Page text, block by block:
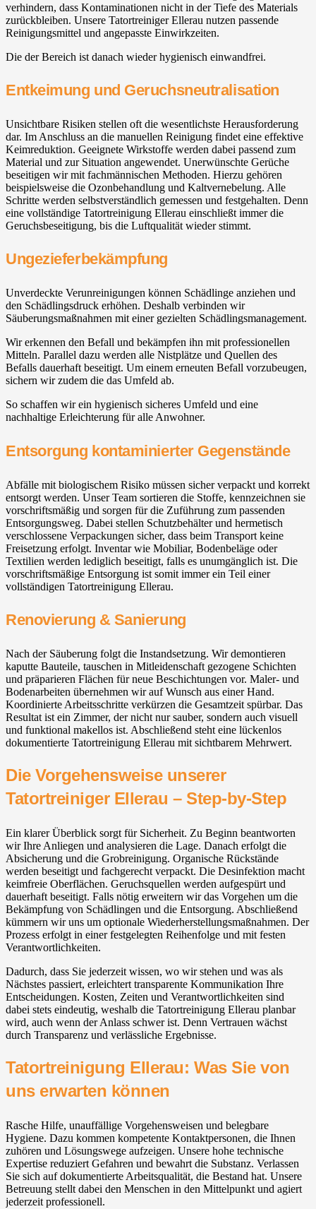
verhindern, dass Kontaminationen nicht in der Tiefe des Materials
zurückbleiben. Unsere Tatortreiniger Ellerau nutzen passende
Reinigungsmittel und angepasste Einwirkzeiten.
Die der Bereich ist danach wieder hygienisch einwandfrei.
Entkeimung und Geruchsneutralisation
Unsichtbare Risiken stellen oft die wesentlichste Herausforderung
dar. Im Anschluss an die manuellen Reinigung findet eine effektive
Keimreduktion. Geeignete Wirkstoffe werden dabei passend zum
Material und zur Situation angewendet. Unerwünschte Gerüche
beseitigen wir mit fachmännischen Methoden. Hierzu gehören
beispielsweise die Ozonbehandlung und Kaltvernebelung. Alle
Schritte werden selbstverständlich gemessen und festgehalten. Denn
eine vollständige Tatortreinigung Ellerau einschließt immer die
Geruchsbeseitigung, bis die Luftqualität wieder stimmt.
Ungezieferbekämpfung
Unverdeckte Verunreinigungen können Schädlinge anziehen und
den Schädlingsdruck erhöhen. Deshalb verbinden wir
Säuberungsmaßnahmen mit einer gezielten Schädlingsmanagement.
Wir erkennen den Befall und bekämpfen ihn mit professionellen
Mitteln. Parallel dazu werden alle Nistplätze und Quellen des
Befalls dauerhaft beseitigt. Um einem erneuten Befall vorzubeugen,
sichern wir zudem die das Umfeld ab.
So schaffen wir ein hygienisch sicheres Umfeld und eine
nachhaltige Erleichterung für alle Anwohner.
Entsorgung kontaminierter Gegenstände
Abfälle mit biologischem Risiko müssen sicher verpackt und korrekt
entsorgt werden. Unser Team sortieren die Stoffe, kennzeichnen sie
vorschriftsmäßig und sorgen für die Zuführung zum passenden
Entsorgungsweg. Dabei stellen Schutzbehälter und hermetisch
verschlossene Verpackungen sicher, dass beim Transport keine
Freisetzung erfolgt. Inventar wie Mobiliar, Bodenbeläge oder
Textilien werden lediglich beseitigt, falls es unumgänglich ist. Die
vorschriftsmäßige Entsorgung ist somit immer ein Teil einer
vollständigen Tatortreinigung Ellerau.
Renovierung & Sanierung
Nach der Säuberung folgt die Instandsetzung. Wir demontieren
kaputte Bauteile, tauschen in Mitleidenschaft gezogene Schichten
und präparieren Flächen für neue Beschichtungen vor. Maler- und
Bodenarbeiten übernehmen wir auf Wunsch aus einer Hand.
Koordinierte Arbeitsschritte verkürzen die Gesamtzeit spürbar. Das
Resultat ist ein Zimmer, der nicht nur sauber, sondern auch visuell
und funktional makellos ist. Abschließend steht eine lückenlos
dokumentierte Tatortreinigung Ellerau mit sichtbarem Mehrwert.
Die Vorgehensweise unserer
Tatortreiniger Ellerau – Step-by-Step
Ein klarer Überblick sorgt für Sicherheit. Zu Beginn beantworten
wir Ihre Anliegen und analysieren die Lage. Danach erfolgt die
Absicherung und die Grobreinigung. Organische Rückstände
werden beseitigt und fachgerecht verpackt. Die Desinfektion macht
keimfreie Oberflächen. Geruchsquellen werden aufgespürt und
dauerhaft beseitigt. Falls nötig erweitern wir das Vorgehen um die
Bekämpfung von Schädlingen und die Entsorgung. Abschließend
kümmern wir uns um optionale Wiederherstellungsmaßnahmen. Der
Prozess erfolgt in einer festgelegten Reihenfolge und mit festen
Verantwortlichkeiten.
Dadurch, dass Sie jederzeit wissen, wo wir stehen und was als
Nächstes passiert, erleichtert transparente Kommunikation Ihre
Entscheidungen. Kosten, Zeiten und Verantwortlichkeiten sind
dabei stets eindeutig, weshalb die Tatortreinigung Ellerau planbar
wird, auch wenn der Anlass schwer ist. Denn Vertrauen wächst
durch Transparenz und verlässliche Ergebnisse.
Tatortreinigung Ellerau: Was Sie von
uns erwarten können
Rasche Hilfe, unauffällige Vorgehensweisen und belegbare
Hygiene. Dazu kommen kompetente Kontaktpersonen, die Ihnen
zuhören und Lösungswege aufzeigen. Unsere hohe technische
Expertise reduziert Gefahren und bewahrt die Substanz. Verlassen
Sie sich auf dokumentierte Arbeitsqualität, die Bestand hat. Unsere
Betreuung stellt dabei den Menschen in den Mittelpunkt und agiert
jederzeit professionell.